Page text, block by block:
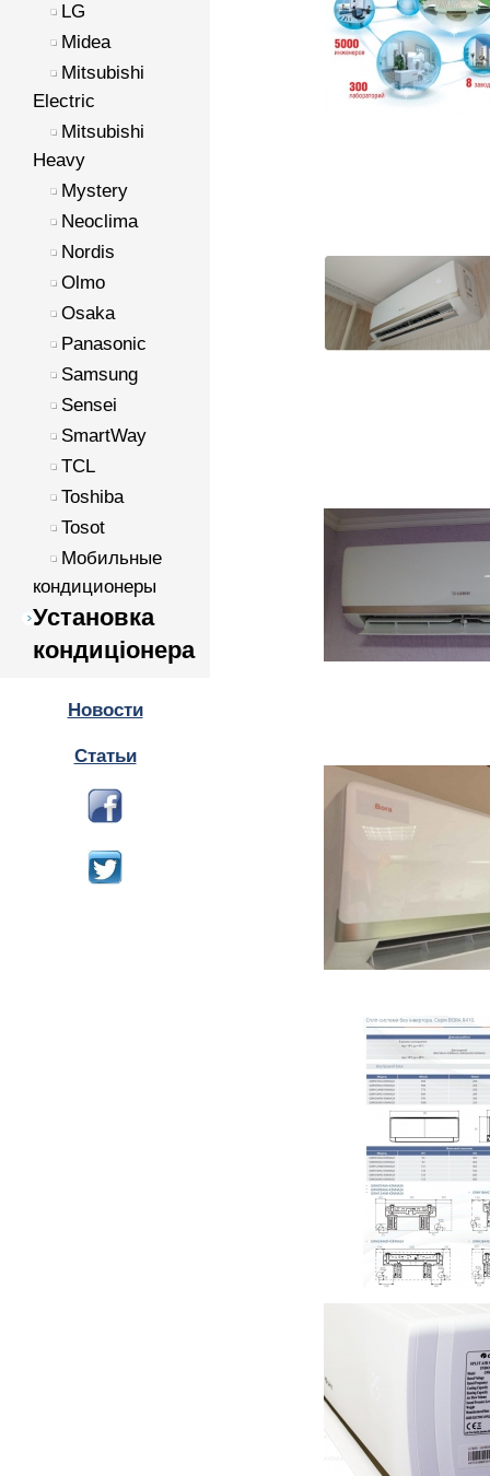
LG
Midea
Mitsubishi
Electric
Mitsubishi
Heavy
Mystery
Neoclima
Nordis
Olmo
Osaka
Panasonic
Samsung
Sensei
SmartWay
TCL
Toshiba
Tosot
Мобильные
кондиционеры
Установка
кондиціонера
Новости
Статьи